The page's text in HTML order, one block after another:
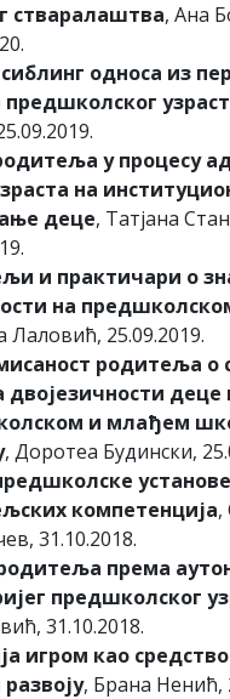
стваралаштва, Ана
односа из
у процесу
на
деце, Татјана
и практичари о
на
25.09.2019.
родитеља о
двојезичности деце
и млађем
, Доротеа Будински,
компетенција,
31.10.2018.
према
предшколског
31.10.2018.
игром као
, Брана Ненић,